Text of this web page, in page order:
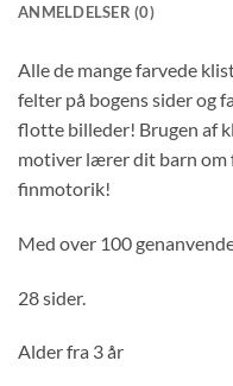
ANMELDELSER (0)
Alle de mange farvede
felter på bogens sider og
flotte billeder! Brugen af
motiver lærer dit barn
finmotorik!
Med over 100
28 sider.
Alder fra 3 år